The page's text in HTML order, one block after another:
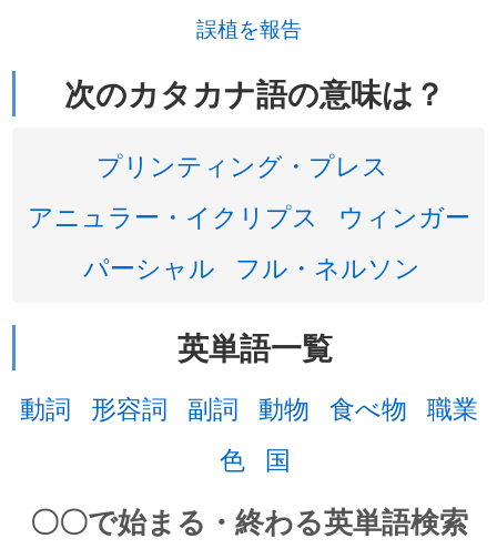
誤植を報告
次のカタカナ語の意味は？
プリンティング・プレス
アニュラー・イクリプス
ウィンガー
パーシャル
フル・ネルソン
英単語一覧
動詞 形容詞 副詞 動物 食べ物 職業
色 国
〇〇で始まる・終わる英単語検索